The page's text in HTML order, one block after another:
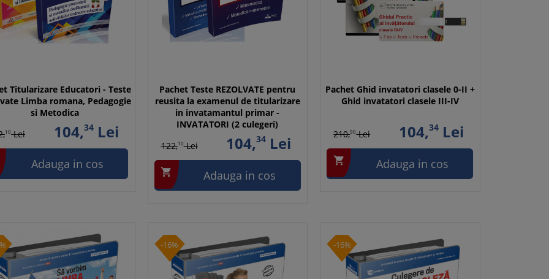
Titularizare Educatori - Teste
Limba romana, Pedagogie
si Metodica
10Lei 104,34Lei
Adauga in cos
Pachet Teste REZOLVATE pentru
reusita la examenul de titularizare
in invatamantul primar -
INVATATORI (2 culegeri)
122,10Lei 104,34 Lei
 Adauga in cos
Pachet Ghid invatatori clasele 0-II +
Ghid invatatori clasele III-IV
210,90Lei 104,34Lei
 Adauga in cos
-16% -16%